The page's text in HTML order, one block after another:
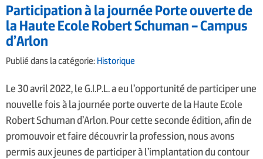
Participation à la journée Porte ouverte de
la Haute Ecole Robert Schuman – Campus
d’Arlon
Publié dans la catégorie:Historique
Le 30 avril 2022, le G.I.P.L. a eu l’opportunité de participer une
nouvelle fois à la journée porte ouverte de la Haute Ecole
Robert Schuman d’Arlon. Pour cette seconde édition, afin de
promouvoir et faire découvrir la profession, nous avons
permis aux jeunes de participer à l’implantation du contour